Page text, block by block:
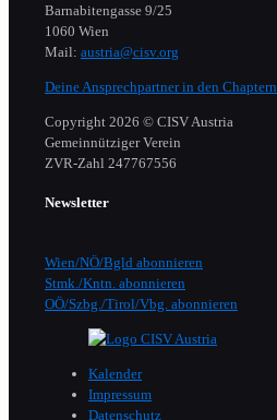
Barnabitengasse 9/25
1060 Wien
Mail: austria@cisv.org
Deine Ansprechpartner in den Chaptern
Copyright 2026 © CISV Austria
Gemeinnütziger Verein
​ZVR-Zahl 247767556
Newsletter
Wien/NÖ/Bgld abonnieren
Stmk./Kntn. abonnieren
OÖ/Szbg./Tirol/Vbg. abonnieren
Kalender
Impressum
Datenschutz